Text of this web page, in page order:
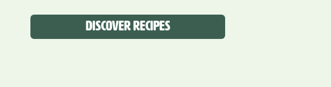
DISCOVER RECIPES